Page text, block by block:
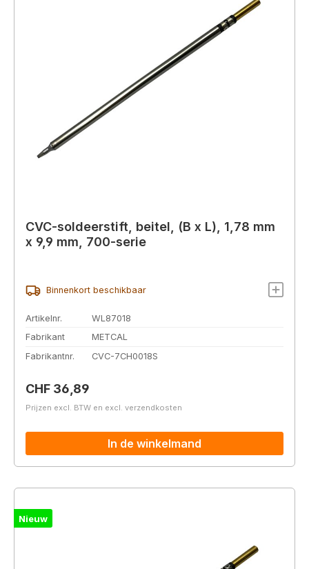
CVC-soldeerstift, beitel, (B x L), 1,78 mm
x 9,9 mm, 700-serie
Binnenkort beschikbaar
Artikelnr.
WL87018
Fabrikant
METCAL
Fabrikantnr.
CVC-7CH0018S
Normale prijs:
CHF 36,89
Prijzen excl. BTW en excl. verzendkosten
In de winkelmand
Nieuw